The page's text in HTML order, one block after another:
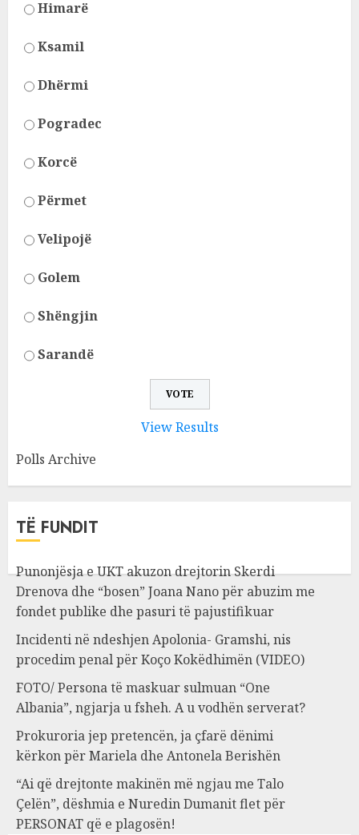
Himarë
Ksamil
Dhërmi
Pogradec
Korcë
Përmet
Velipojë
Golem
Shëngjin
Sarandë
View Results
Polls Archive
TË FUNDIT
Punonjësja e UKT akuzon drejtorin Skerdi
Drenova dhe “bosen” Joana Nano për abuzim me
fondet publike dhe pasuri të pajustifikuar
Incidenti në ndeshjen Apolonia- Gramshi, nis
procedim penal për Koço Kokëdhimën (VIDEO)
FOTO/ Persona të maskuar sulmuan “One
Albania”, ngjarja u fsheh. A u vodhën serverat?
Prokuroria jep pretencën, ja çfarë dënimi
kërkon për Mariela dhe Antonela Berishën
“Ai që drejtonte makinën më ngjau me Talo
Çelën”, dëshmia e Nuredin Dumanit flet për
PERSONAT që e plagosën!